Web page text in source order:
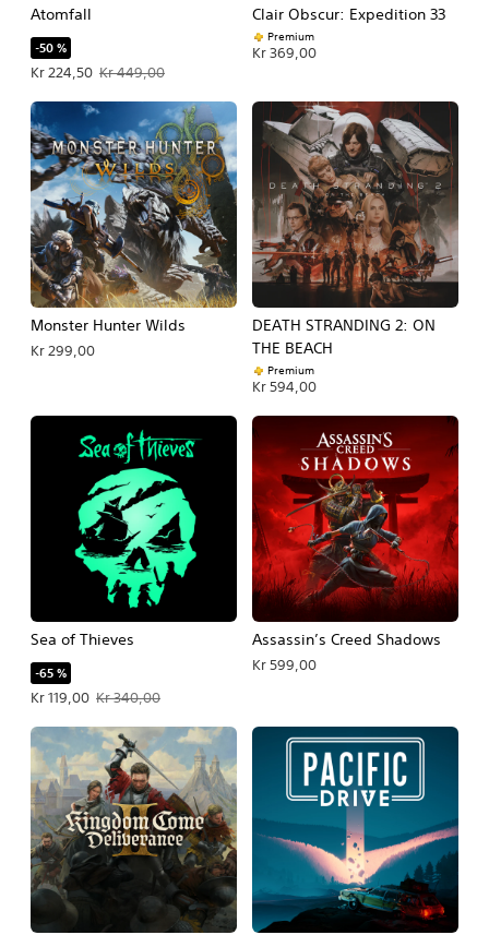
Atomfall
-50 %
Kr 224,50
Tilbudspris Kr 224,50. Oprindelig pris Kr 449,00.
Kr 449,00
Clair Obscur: Expedition 33
Premium
Kr 369,00
Monster Hunter Wilds
Kr 299,00
DEATH STRANDING 2: ON
THE BEACH
Premium
Kr 594,00
Sea of Thieves
-65 %
Kr 119,00
Tilbudspris Kr 119,00. Oprindelig pris Kr 340,00.
Kr 340,00
Assassin’s Creed Shadows
Kr 599,00